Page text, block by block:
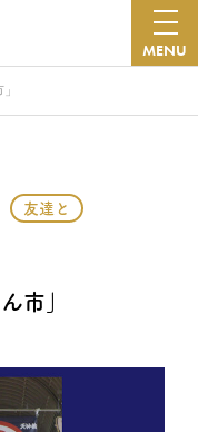
MENU
友達と
市」